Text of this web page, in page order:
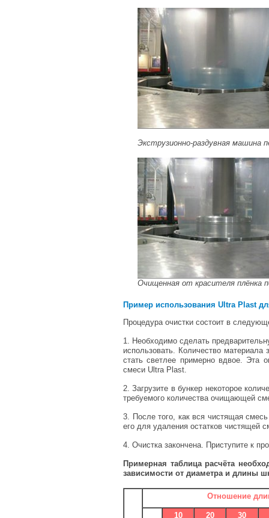
Экструзионно-раздувная машина
Очищенная от красителя плёнка
Пример использования Ultra Plast
Процедура очистки состоит в
1. Необходимо сделать
использовать. Количество
стать светлее примерно вдвое. Эта
смеси Ultra Plast.
2. Загрузите в бункер некоторое
требуемого количества очищающей
3. После того, как вся чистящая
его для удаления остатков чистящей
4. Очистка закончена. Приступите к
Примерная таблица расчёта
зависимости от диаметра и длины
Отношение
10 20 30